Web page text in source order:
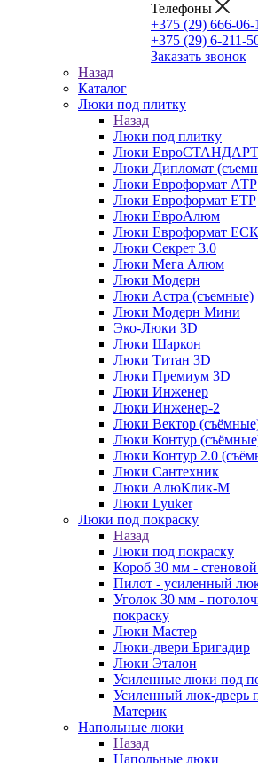
Телефоны
+375 (29) 666-06-
+375 (29) 6-211-
Заказать звонок
Назад
Каталог
Люки под плитку
Назад
Люки под плитку
Люки ЕвроСТАНДАРТ
Люки Дипломат
Люки Евроформат АТР
Люки Евроформат ЕТР
Люки ЕвроАлюм
Люки Евроформат
Люки Секрет 3.0
Люки Мега Алюм
Люки Модерн
Люки Астра (съемные)
Люки Модерн Мини
Эко-Люки 3D
Люки Шаркон
Люки Титан 3D
Люки Премиум 3D
Люки Инженер
Люки Инженер-2
Люки Вектор
Люки Контур
Люки Контур 2.0
Люки Сантехник
Люки АлюКлик-М
Люки Lyuker
Люки под покраску
Назад
Люки под покраску
Короб 30 мм -
Пилот - усиленный
Уголок 30 мм -
покраску
Люки Мастер
Люки-двери Бригадир
Люки Эталон
Усиленные люки под
Усиленный люк-дверь
Материк
Напольные люки
Назад
Напольные люки